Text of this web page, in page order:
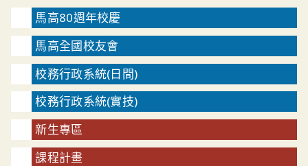
馬高80週年校慶
馬高全國校友會
校務行政系統(日間)
校務行政系統(實技)
新生專區
課程計畫